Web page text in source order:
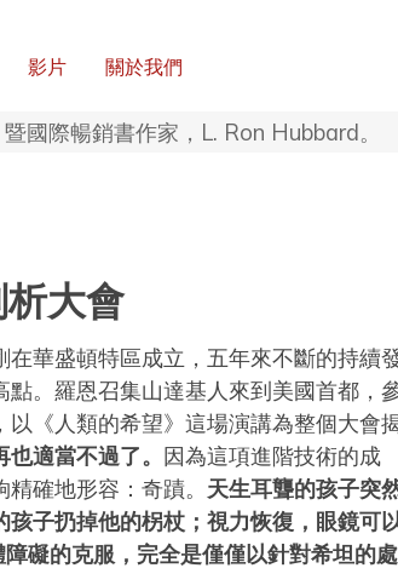
影片 關於我們
暨國際暢銷書作家，L. Ron Hubbard。
大會
在華盛頓特區成立，五年來不斷的持續
點。羅恩召集山達基人來到美國首都，
以《人類的希望》這場演講為整個大會
適當不過了。 因為這項進階技術的成
確地形容：奇蹟。 天生耳聾的孩子突
孩子扔掉他的柺杖；視力恢復，眼鏡可
礙的克服，完全是僅僅以針對希坦的處